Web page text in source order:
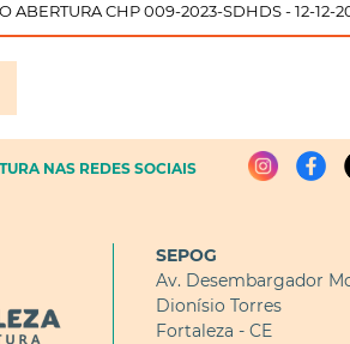
ABERTURA CHP 009-2023-SDHDS - 12-12-
NAS REDES SOCIAIS
SEPOG
Av. Desembargador
Dionísio Torres
Fortaleza - CE